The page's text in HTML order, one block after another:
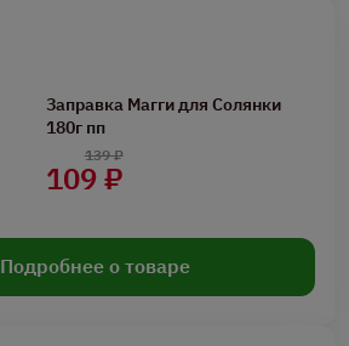
Заправка Магги для Солянки
180г пп
109 ₽
139 ₽
Подробнее о товаре